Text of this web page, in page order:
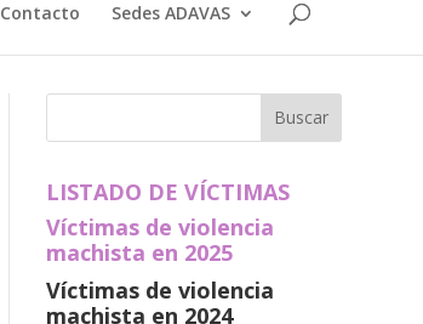
Contacto Sedes ADAVAS
LISTADO DE VÍCTIMAS
Víctimas de violencia
machista en 2025
Víctimas de violencia
machista en 2024